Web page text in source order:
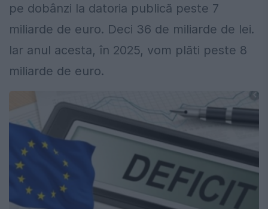
pe dobânzi la datoria publică peste 7
miliarde de euro. Deci 36 de miliarde de lei.
Iar anul acesta, în 2025, vom plăti peste 8
miliarde de euro.